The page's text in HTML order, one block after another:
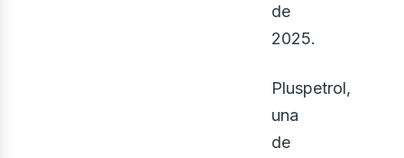
de
2025.
Pluspetrol,
una
de